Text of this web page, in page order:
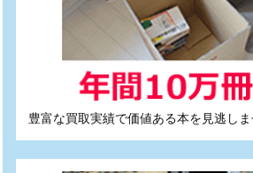
豊富な買取実績で価値ある本を見逃しま